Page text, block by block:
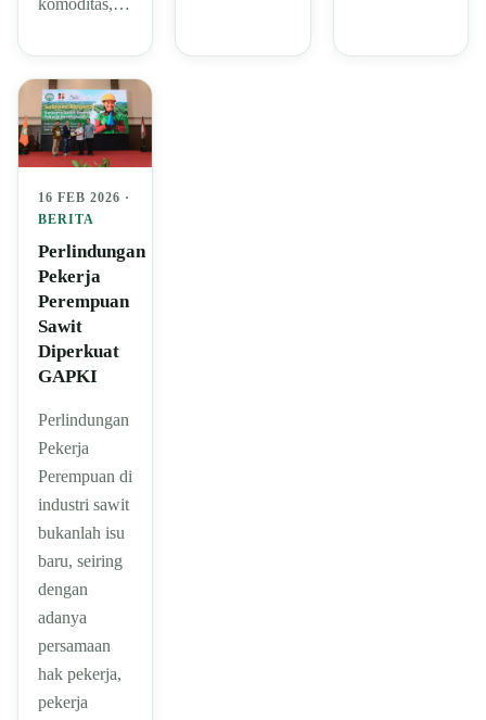
komoditas,…
16 FEB 2026 ·
BERITA
Perlindungan
Pekerja
Perempuan
Sawit
Diperkuat
GAPKI
Perlindungan
Pekerja
Perempuan di
industri sawit
bukanlah isu
baru, seiring
dengan
adanya
persamaan
hak pekerja,
pekerja